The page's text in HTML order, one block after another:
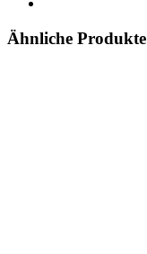
Ähnliche Produkte